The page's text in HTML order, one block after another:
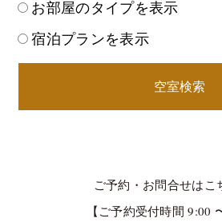
お部屋のタイプを表示
宿泊プランを表示
空室検索
ご予約・お問合せはこ
【ご予約受付時間 9:00